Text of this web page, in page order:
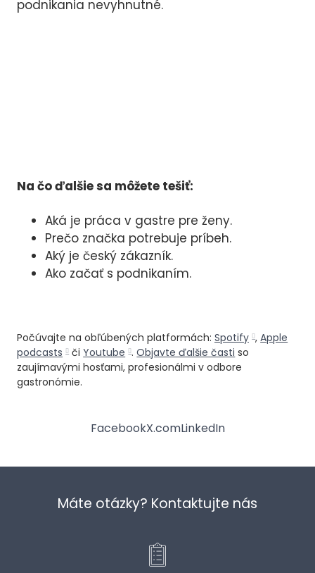
podnikania nevyhnutné.
Na čo ďalšie sa môžete tešiť:
Aká je práca v gastre pre ženy.
Prečo značka potrebuje príbeh.
Aký je český zákazník.
Ako začať s podnikaním.
Počúvajte na obľúbených platformách: Spotify ,Apple
podcasts
čiYoutube .Objavte ďalšie časti so
zaujímavými hosťami, profesionálmi v odbore
gastronómie.
FacebookX.comLinkedIn
Máte otázky? Kontaktujte nás